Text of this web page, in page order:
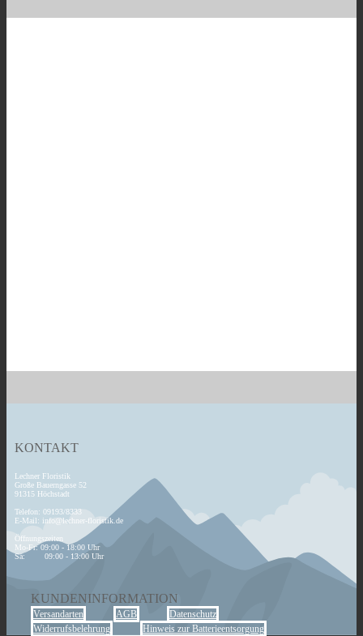
KONTAKT
Lechner Floristik
Große Bauerngasse 52
91315 Höchstadt
Telefon: 09193/8333
E-Mail: info@lechner-floristik.de
Öffnungszeiten
Mo-Fr: 09:00 - 18:00 Uhr
Sa: 09:00 - 13:00 Uhr
KUNDENINFORMATION
Versandarten AGB
Datenschutz
Widerrufsbelehrung
Hinweis zur Batterieentsorgung